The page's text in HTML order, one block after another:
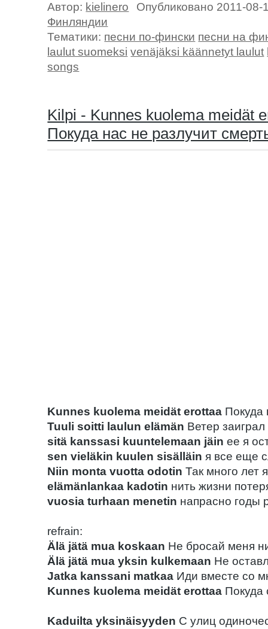
Автор: kielinero
Опубликовано 2011-08-
Финляндии
Тематики: песни по-фински песни на
laulut suomeksi venäjäksi käännetyt laulut
songs
Kilpi - Kunnes kuolema meidät
Покуда нас не разлучит
Kunnes kuolema meidät erottaa Покуда
Tuuli soitti laulun elämän Ветер
sitä kanssasi kuuntelemaan jäinее я
sen vieläkin kuulen sisälläin я все еще
Niin monta vuotta odotin Так много лет
elämänlankaa kadotin нить жизни
vuosia turhaan menetin напрасно годы
refrain:
Älä jätä mua koskaan Не бросай меня
Älä jätä mua yksin kulkemaan Не
Jatka kanssani matkaa Иди вместе со
Kunnes kuolema meidät erottaa Покуда
Kaduilta yksinäisyyden С улиц